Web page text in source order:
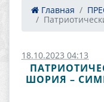
Главная
18.10.2023 04:13
ШОРИЯ –